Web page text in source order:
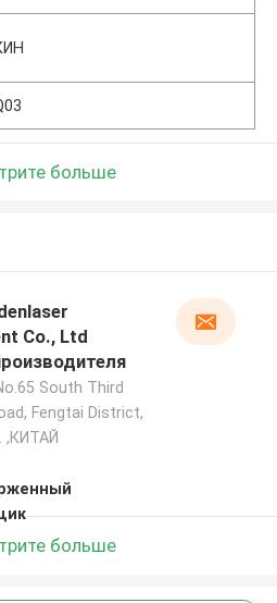
больше
Co., Ltd
South Third
Fengtai District,
,КИТАЙ
больше